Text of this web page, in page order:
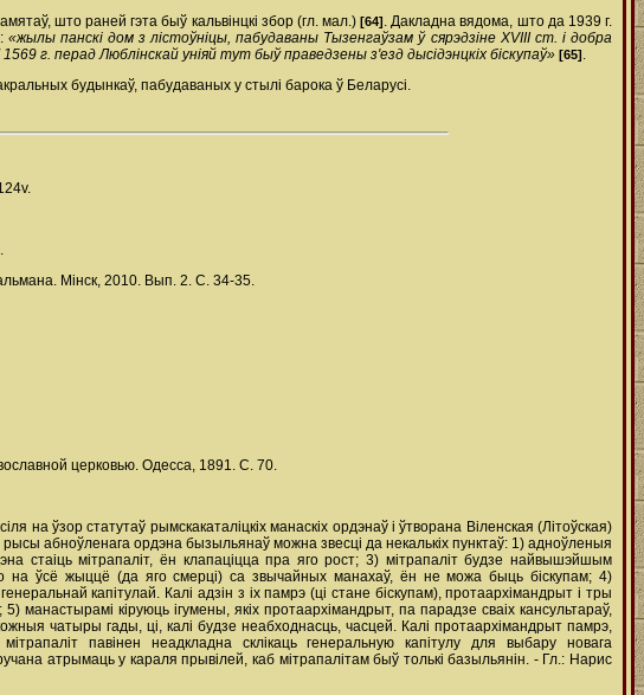
што раней гэта быў кальвінцкі збор (гл. мал.)[64]. Дакладна вядома, што да 1939 г.
«жылы панскі дом з лістоўніцы, пабудаваны Тызенгаўзам ў сярэдзіне XVIII ст. і добра
г. перад Люблінскай уніяй тут быў праведзены з'езд дысідэнцкіх біскупаў» [65].
будынкаў, пабудаваных у стылі барока ў Беларусі.
Мінск, 2010. Вып. 2. С. 34-35.
церковью. Одесса, 1891. С. 70.
на ўзор статутаў рымска­каталіцкіх манаскіх ордэнаў і ўтворана Віленская (Літоўская)
абноўленага ордэна бызыльянаў можна звесці да некалькіх пунктаў: 1) адноўленыя
мітрапаліт, ён клапаціцца пра яго рост; 3) мітрапаліт будзе найвышэйшым
на ўсё жыццё (да яго смерці) са звычайных манахаў, ён не можа быць біскупам; 4)
капітулай. Калі адзін з іх памрэ (ці стане біскупам), протаархімандрыт і тры
манастырамі кіруюць ігумены, якіх протаархімандрыт, па парадзе сваіх кансультараў,
чатыры гады, ці, калі будзе неабходнасць, часцей. Калі протаархімандрыт памрэ,
павінен неадкладна склікаць генеральную капітулу для выбару новага
атрымаць у караля прывілей, каб мітрапалітам быў толькі базыльянін. - Гл.: Нарис